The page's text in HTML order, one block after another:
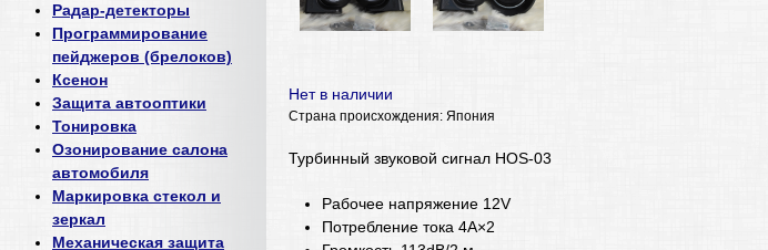
Нет в наличии
Страна происхождения: Япония
Турбинный звуковой сигнал HOS-03
Рабочее напряжение 12V
Потребление тока 4A×2
Радар-детекторы
Программирование
пейджеров (брелоков)
Ксенон
Защита автооптики
Тонировка
Озонирование салона
автомобиля
Маркировка стекол и
зеркал
Механическая защита